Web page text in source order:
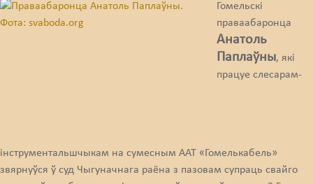
Гомельскі
праваабаронца
Анатоль
Паплаўны, які
працуе слесарам-
інструментальшчыкам на сумесным ААТ «Гомелькабель»
звярнуўся ў суд Чыгуначнага раёна з пазовам супраць свайго